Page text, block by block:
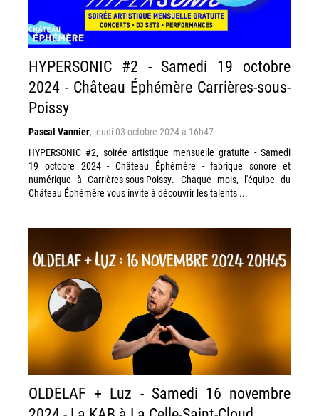
HYPERSONIC #2 - Samedi 19 octobre
2024 - Château Éphémère Carrières-sous-
Poissy
Pascal Vannier, jeudi 03 octobre 2024 à 16h47
HYPERSONIC #2, soirée artistique mensuelle gratuite - Samedi
19 octobre 2024 - Château Éphémère - fabrique sonore et
numérique à Carrières-sous-Poissy. Chaque mois, l'équipe du
Château Éphémère vous invite à découvrir les talents ...
OLDELAF + Luz - Samedi 16 novembre